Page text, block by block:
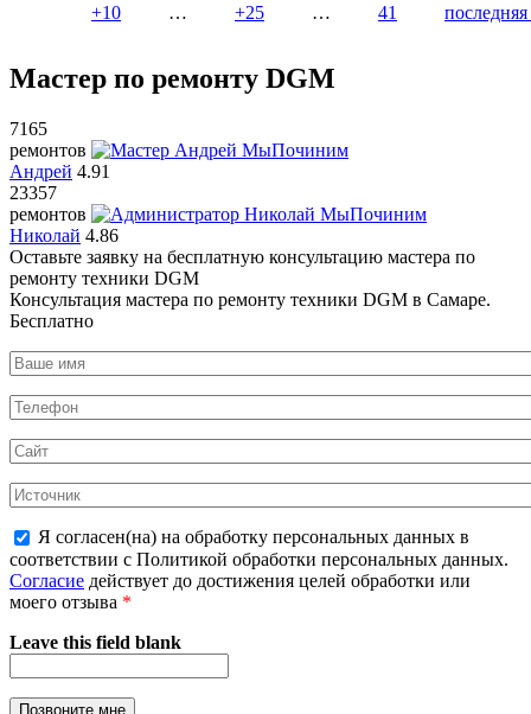
+10
… +25 … 41 последняя
Мастер по ремонту DGM
7165
ремонтов
Андрей 4.91
23357
ремонтов
Николай 4.86
Оставьте заявку на бесплатную консультацию мастера по
ремонту техники DGM
Консультация мастера по ремонту техники DGM в Самаре.
Бесплатно
Я согласен(на) на обработку персональных данных в
соответствии с Политикой обработки персональных данных.
Согласие действует до достижения целей обработки или
моего отзыва *
Leave this field blank